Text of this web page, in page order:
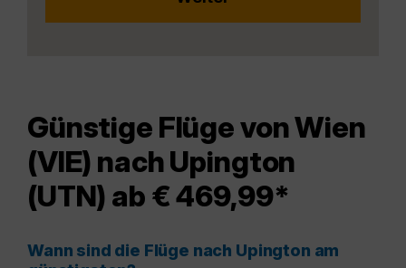
Günstige Flüge von Wien
(VIE) nach Upington
(UTN) ab € 469,99*
Wann sind die Flüge nach Upington am